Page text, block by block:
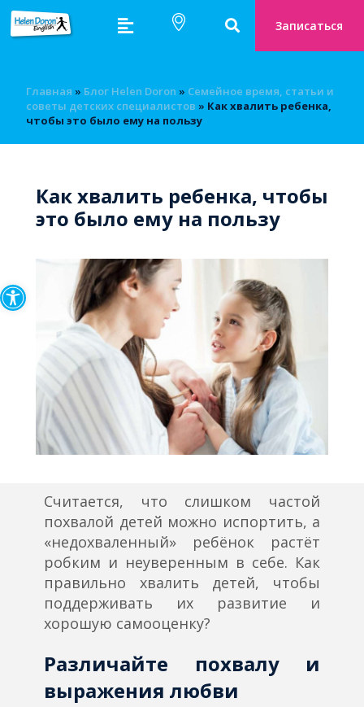
Открыть панель
Записаться
Главная » Блог Helen Doron » Семейное время, статьи и
советы детских специалистов » Как хвалить ребенка,
чтобы это было ему на пользу
Как хвалить ребенка, чтобы
это было ему на пользу
Считается, что слишком частой
похвалой детей можно испортить, а
«недохваленный» ребёнок растёт
робким и неуверенным в себе. Как
правильно хвалить детей, чтобы
поддерживать их развитие и
хорошую самооценку?
Различайте похвалу и
выражения любви